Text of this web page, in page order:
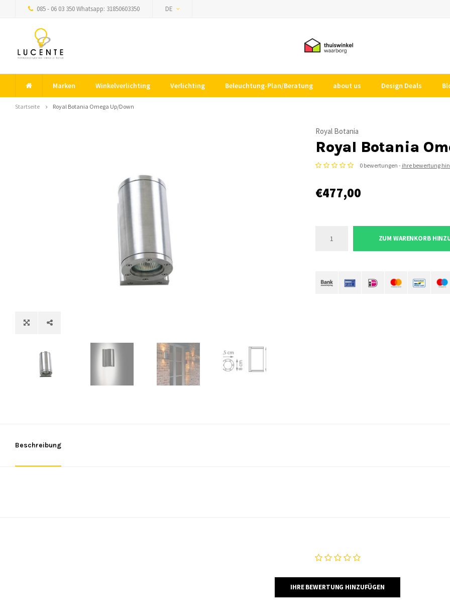
085 - 06 03 350 Whatsapp: 31850603350 DE
Marken Winkelverlichting Verlichting Beleuchtung-Plan/Beratung about us Design Deals
Startseite Royal Botania Omega Up/Down
Royal Botania
Royal Botania
0 bewertungen - ihre bewertung
€477,00
ZUM WARENKORB
Beschreibung
IHRE BEWERTUNG HINZUFÜGEN